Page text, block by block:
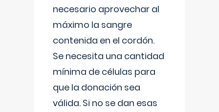
necesario aprovechar al
máximo la sangre
contenida en el cordón.
Se necesita una cantidad
mínima de células para
que la donación sea
válida. Si no se dan esas